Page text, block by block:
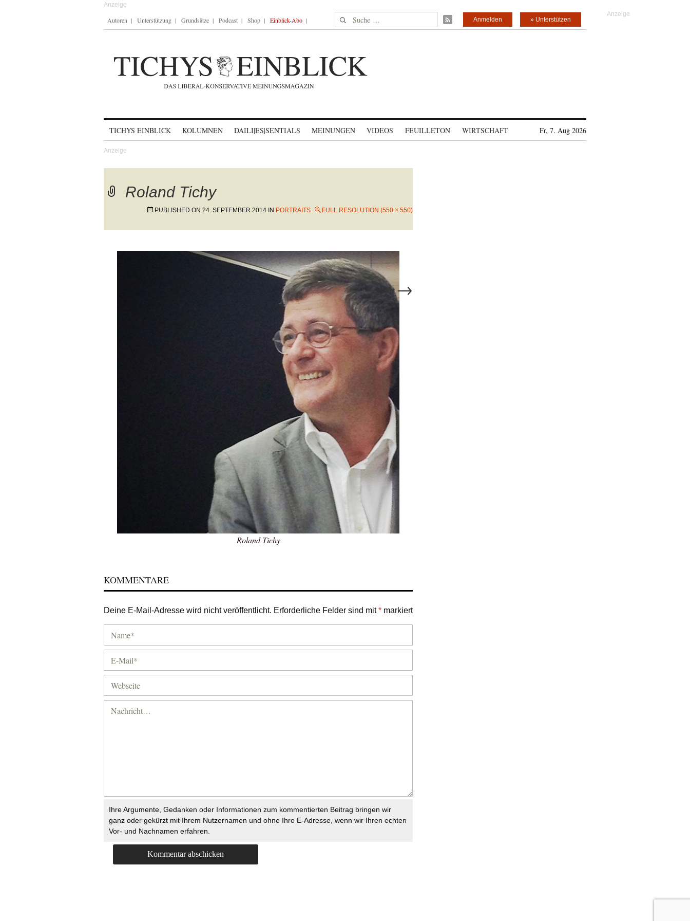
Autoren Unterstützung Grundsätze Podcast Shop Einblick-Abo Suche nach: » Unterstützen
Anmelden
TICHYS EINBLICK KOLUMNEN DAILI|ES|SENTIALS MEINUNGEN VIDEOS FEUILLETON WIRTSCHAFT Fr, 7. Aug 2026
Roland Tichy
PUBLISHED ON 24. SEPTEMBER 2014 IN PORTRAITS FULL RESOLUTION (550 × 550)
Next→
Roland Tichy
KOMMENTARE
Deine E-Mail-Adresse wird nicht veröffentlicht. Erforderliche Felder sind mit* markiert
Ihre Argumente, Gedanken oder Informationen zum kommentierten Beitrag bringen wir
ganz oder gekürzt mit Ihrem Nutzernamen und ohne Ihre E-Adresse, wenn wir Ihren echten
Vor- und Nachnamen erfahren.